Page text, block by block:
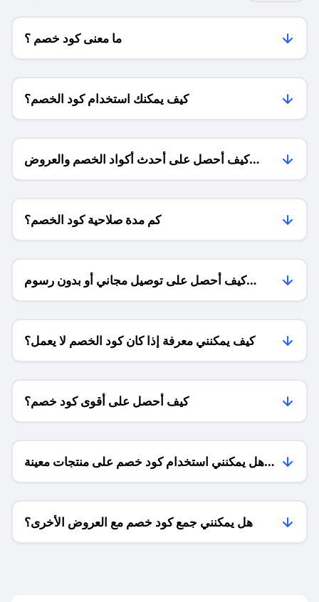
ما معنى كود خصم ؟
كيف يمكنك استخدام كود الخصم؟
كيف أحصل على أحدث أكواد الخصم والعروض
للمتاجر؟
كم مدة صلاحية كود الخصم؟
كيف أحصل على توصيل مجاني أو بدون رسوم
الشحن ؟
كيف يمكنني معرفة إذا كان كود الخصم لا يعمل؟
كيف أحصل على أقوى كود خصم؟
هل يمكنني استخدام كود خصم على منتجات معينة
فقط؟
هل يمكنني جمع كود خصم مع العروض الأخرى؟